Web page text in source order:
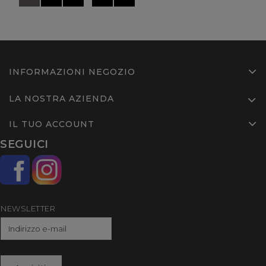
INFORMAZIONI NEGOZIO
LA NOSTRA AZIENDA
IL TUO ACCOUNT
SEGUICI
NEWSLETTER